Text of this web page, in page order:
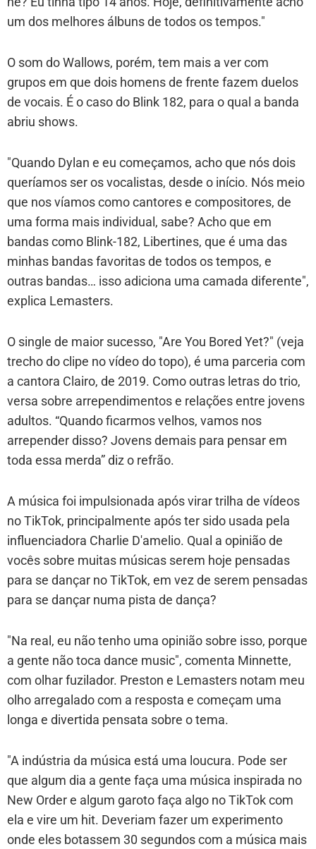
um dos melhores álbuns de todos os tempos."
O som do Wallows, porém, tem mais a ver com
grupos em que dois homens de frente fazem duelos
de vocais. É o caso do Blink 182, para o qual a banda
abriu shows.
"Quando Dylan e eu começamos, acho que nós dois
queríamos ser os vocalistas, desde o início. Nós meio
que nos víamos como cantores e compositores, de
uma forma mais individual, sabe? Acho que em
bandas como Blink-182, Libertines, que é uma das
minhas bandas favoritas de todos os tempos, e
outras bandas… isso adiciona uma camada diferente",
explica Lemasters.
O single de maior sucesso, "Are You Bored Yet?" (veja
trecho do clipe no vídeo do topo), é uma parceria com
a cantora Clairo, de 2019. Como outras letras do trio,
versa sobre arrependimentos e relações entre jovens
adultos. “Quando ficarmos velhos, vamos nos
arrepender disso? Jovens demais para pensar em
toda essa merda” diz o refrão.
A música foi impulsionada após virar trilha de vídeos
no TikTok, principalmente após ter sido usada pela
influenciadora Charlie D'amelio. Qual a opinião de
vocês sobre muitas músicas serem hoje pensadas
para se dançar no TikTok, em vez de serem pensadas
para se dançar numa pista de dança?
"Na real, eu não tenho uma opinião sobre isso, porque
a gente não toca dance music", comenta Minnette,
com olhar fuzilador. Preston e Lemasters notam meu
olho arregalado com a resposta e começam uma
longa e divertida pensata sobre o tema.
"A indústria da música está uma loucura. Pode ser
que algum dia a gente faça uma música inspirada no
New Order e algum garoto faça algo no TikTok com
ela e vire um hit. Deveriam fazer um experimento
onde eles botassem 30 segundos com a música mais